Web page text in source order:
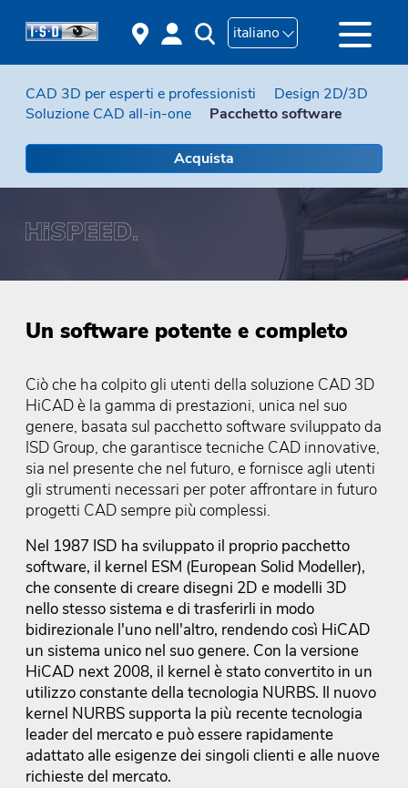
italiano
CAD 3D per esperti e professionisti
Design 2D/3D
Soluzione CAD all-in-one
Pacchetto software
Acquista
Un software potente e completo
Ciò che ha colpito gli utenti della soluzione CAD 3D
HiCAD è la gamma di prestazioni, unica nel suo
genere, basata sul pacchetto software sviluppato da
ISD Group, che garantisce tecniche CAD innovative,
sia nel presente che nel futuro, e fornisce agli utenti
gli strumenti necessari per poter affrontare in futuro
progetti CAD sempre più complessi.
Nel 1987 ISD ha sviluppato il proprio pacchetto
software, il kernel ESM (European Solid Modeller),
che consente di creare disegni 2D e modelli 3D
nello stesso sistema e di trasferirli in modo
bidirezionale l'uno nell'altro, rendendo così HiCAD
un sistema unico nel suo genere. Con la versione
HiCAD next 2008, il kernel è stato convertito in un
utilizzo constante della tecnologia NURBS. Il nuovo
kernel NURBS supporta la più recente tecnologia
leader del mercato e può essere rapidamente
adattato alle esigenze dei singoli clienti e alle nuove
richieste del mercato.